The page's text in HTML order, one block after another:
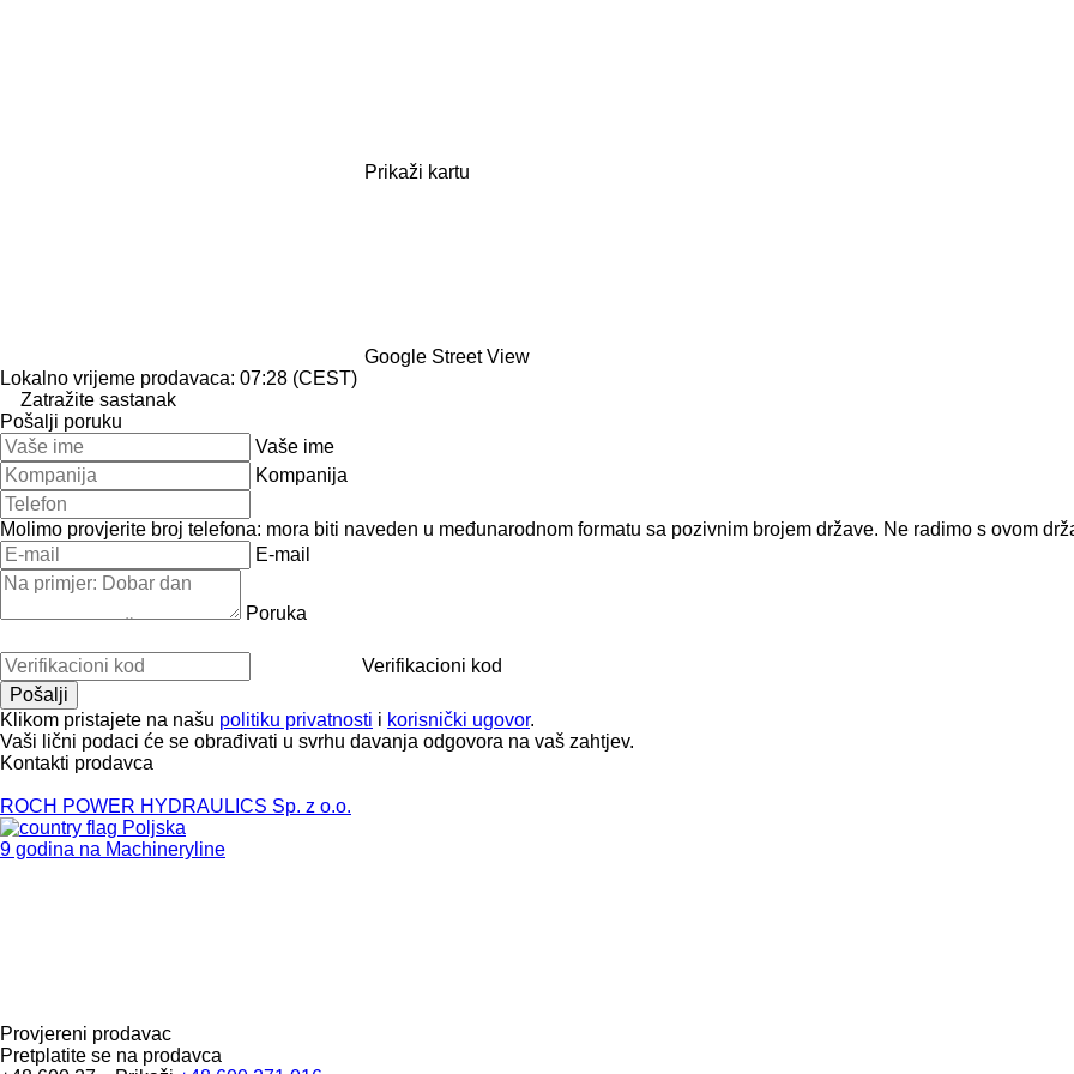
Prikaži kartu
Google Street View
Lokalno vrijeme prodavaca: 07:28 (CEST)
Zatražite sastanak
Pošalji poruku
Vaše ime
Kompanija
Molimo provjerite broj telefona: mora biti naveden u međunarodnom formatu sa pozivnim brojem države. Ne radimo s ovom
E-mail
Poruka
Verifikacioni kod
Klikom pristajete na našu politiku privatnosti i korisnički ugovor.
Vaši lični podaci će se obrađivati ​​u svrhu davanja odgovora na vaš zahtjev.
Kontakti prodavca
ROCH POWER HYDRAULICS Sp. z o.o.
Poljska
9 godina na Machineryline
Provjereni prodavac
Pretplatite se na prodavca